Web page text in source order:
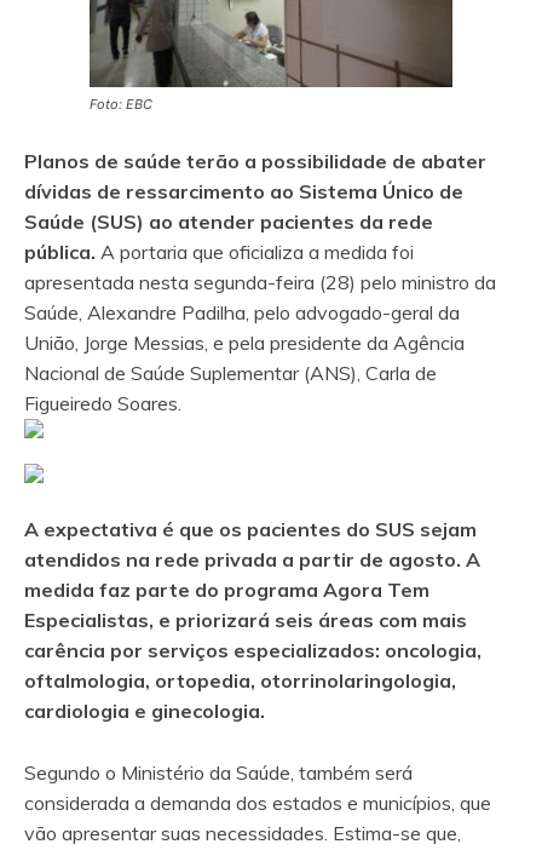
Foto: EBC
Planos de saúde terão a possibilidade de abater
dívidas de ressarcimento ao Sistema Único de
Saúde (SUS) ao atender pacientes da rede
pública. A portaria que oficializa a medida foi
apresentada nesta segunda-feira (28) pelo ministro da
Saúde, Alexandre Padilha, pelo advogado-geral da
União, Jorge Messias, e pela presidente da Agência
Nacional de Saúde Suplementar (ANS), Carla de
Figueiredo Soares.
A expectativa é que os pacientes do SUS sejam
atendidos na rede privada a partir de agosto. A
medida faz parte do programa Agora Tem
Especialistas, e priorizará seis áreas com mais
carência por serviços especializados: oncologia,
oftalmologia, ortopedia, otorrinolaringologia,
cardiologia e ginecologia.
Segundo o Ministério da Saúde, também será
considerada a demanda dos estados e municípios, que
vão apresentar suas necessidades. Estima-se que,